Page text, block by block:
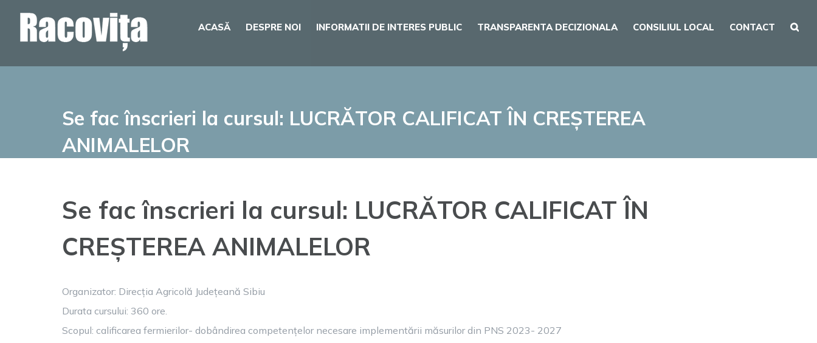
ACASĂ DESPRE NOI INFORMATII DE INTERES PUBLIC TRANSPARENTA DECIZIONALA CONSILIUL LOCAL CONTACT
Se fac înscrieri la cursul: LUCRĂTOR CALIFICAT ÎN CREȘTEREA
ANIMALELOR
Se fac înscrieri la cursul: LUCRĂTOR CALIFICAT ÎN
CREȘTEREA ANIMALELOR
Organizator: Direcția Agricolă Județeană Sibiu
Durata cursului: 360 ore.
Scopul: calificarea fermierilor- dobândirea competențelor necesare implementării măsurilor din PNS 2023- 2027